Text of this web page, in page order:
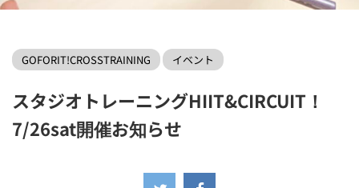
GOFORIT!CROSSTRAINING
イベント
スタジオトレーニングHIIT&CIRCUIT！
7/26sat開催お知らせ